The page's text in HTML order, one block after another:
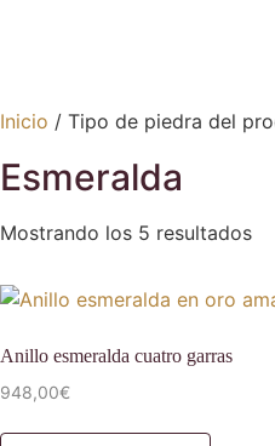
Inicio / Tipo de piedra del
Esmeralda
Mostrando los 5 resultados
Anillo esmeralda cuatro garras
948,00€